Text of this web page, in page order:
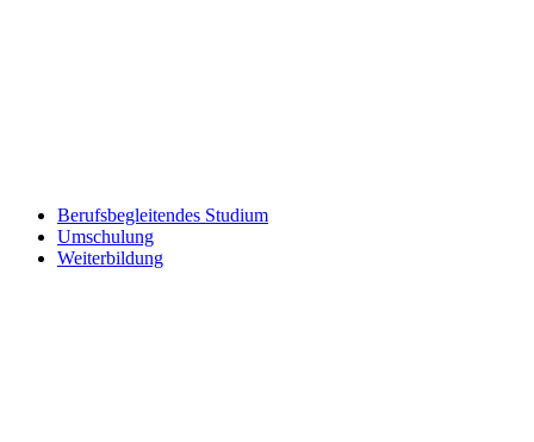
Berufsbegleitendes Studium
Umschulung
Weiterbildung